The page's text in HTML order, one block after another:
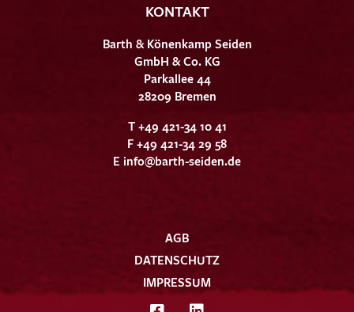
KONTAKT
Barth & Könenkamp Seiden
GmbH & Co. KG
Parkallee 44
28209 Bremen
T +49 421-34 10 41
F +49 421-34 29 58
E info@barth-seiden.de
AGB
DATENSCHUTZ
IMPRESSUM